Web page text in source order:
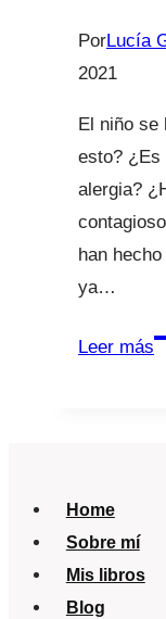
PorLucía
2021
El niño se
esto? ¿Es
alergia?
han
ya…
Leer más
Home
Sobre mí
Mis libros
Blog